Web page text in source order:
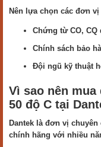
Nên lựa chọn các đơn
Chứng từ CO, CQ
Chính sách bảo
Đội ngũ kỹ thuật
Vì sao nên mua
50 độ C tại
Dantek là đơn vị
chính hãng với nhiều